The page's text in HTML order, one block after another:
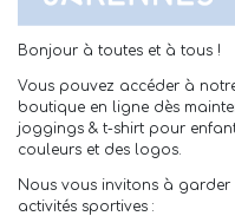
Bonjour à toutes et à tous !
Vous pouvez accéder à
boutique en ligne dès
joggings & t-shirt pour
couleurs et des logos.
Nous vous invitons à
activités sportives :